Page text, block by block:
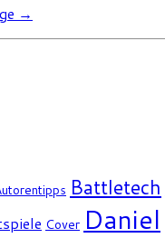
→
Battletech
Cover Daniel